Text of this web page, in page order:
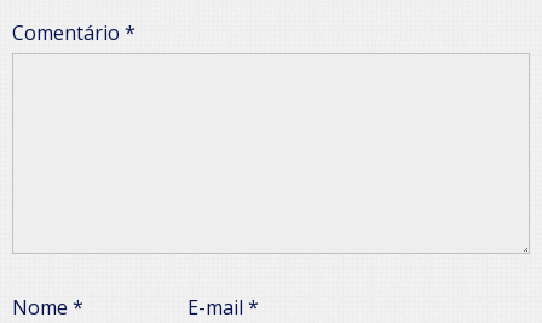
Comentário *
Nome * E-mail*